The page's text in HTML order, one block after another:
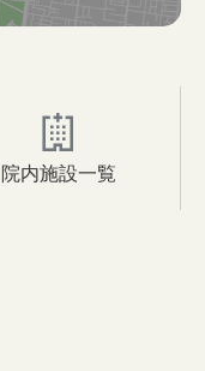
院内施設一覧